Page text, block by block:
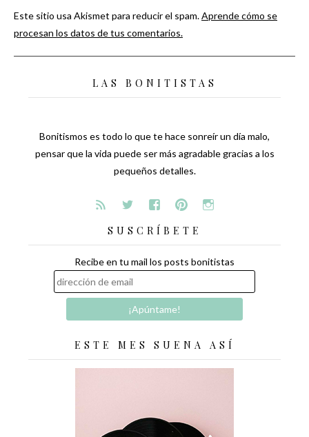
Este sitio usa Akismet para reducir el spam.Aprende cómo se
procesan los datos de tus comentarios.
LAS BONITISTAS
Bonitismos es todo lo que te hace sonreír un día malo,
pensar que la vida puede ser más agradable gracias a los
pequeños detalles.
SUSCRÍBETE
Recibe en tu mail los posts bonitistas
ESTE MES SUENA ASÍ